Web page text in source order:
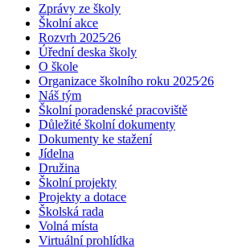
Zprávy ze školy
Školní akce
Rozvrh 2025⁄26
Úřední deska školy
O škole
Organizace školního roku 2025⁄26
Náš tým
Školní poradenské pracoviště
Důležité školní dokumenty
Dokumenty ke stažení
Jídelna
Družina
Školní projekty
Projekty a dotace
Školská rada
Volná místa
Virtuální prohlídka